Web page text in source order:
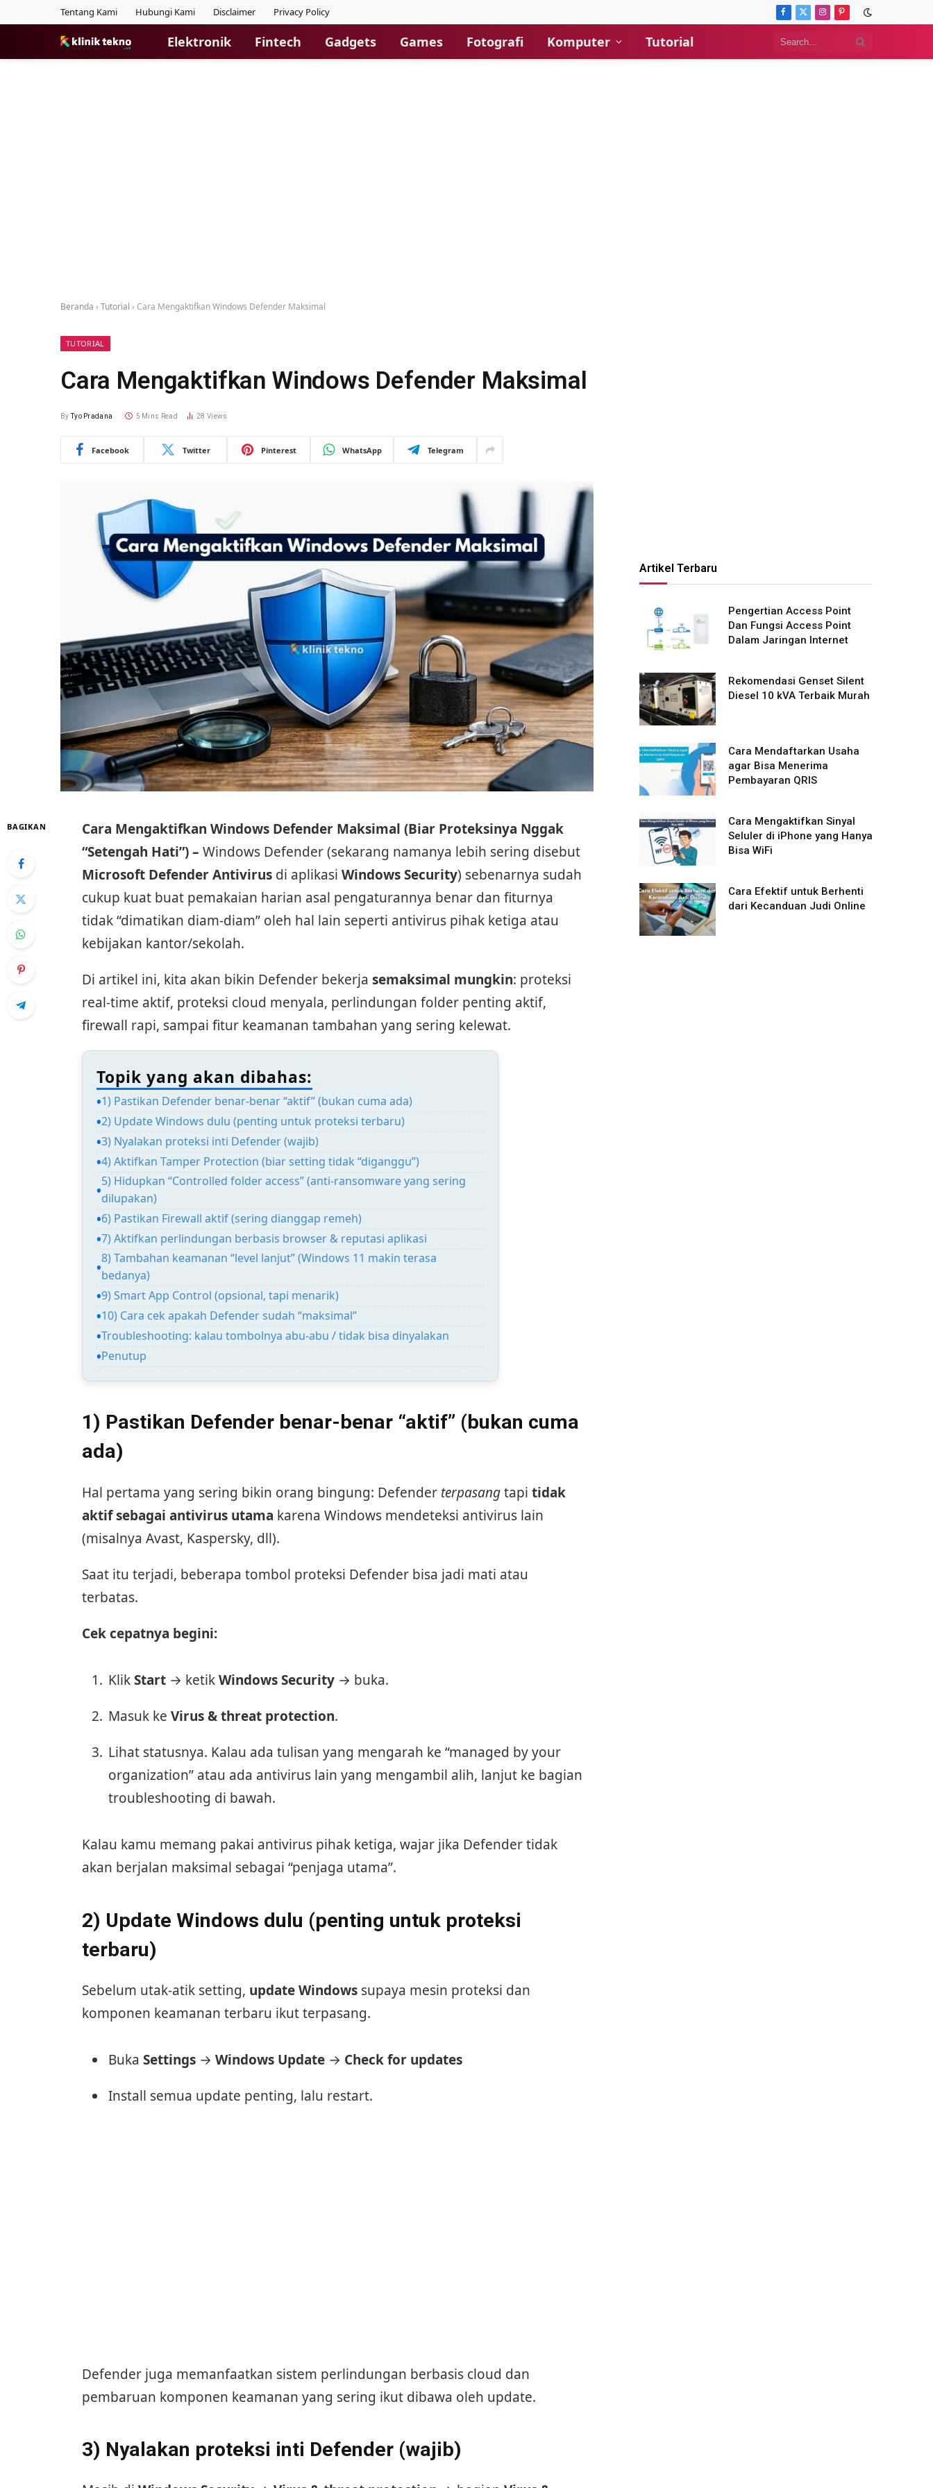
Tentang Kami Hubungi Kami Disclaimer Privacy Policy Facebook
X
Instagram
Pinterest
Elektronik Fintech Gadgets Games Fotografi Komputer Tutorial
Beranda › Tutorial › Cara Mengaktifkan Windows Defender Maksimal
TUTORIAL
Cara Mengaktifkan Windows Defender Maksimal
By Tyo Pradana 5 Mins Read 28Views
Facebook Twitter Pinterest WhatsApp Telegram
BAGIKAN
Cara Mengaktifkan Windows Defender Maksimal (Biar Proteksinya Nggak
“Setengah Hati”) – Windows Defender (sekarang namanya lebih sering disebut
Microsoft Defender Antivirusdi aplikasi Windows Security) sebenarnya sudah
cukup kuat buat pemakaian harian asal pengaturannya benar dan fiturnya
tidak “dimatikan diam-diam” oleh hal lain seperti antivirus pihak ketiga atau
kebijakan kantor/sekolah.
Di artikel ini, kita akan bikin Defender bekerja semaksimal mungkin: proteksi
real-time aktif, proteksi cloud menyala, perlindungan folder penting aktif,
firewall rapi, sampai fitur keamanan tambahan yang sering kelewat.
Topik yang akan dibahas:
1) Pastikan Defender benar-benar “aktif” (bukan cuma ada)
2) Update Windows dulu (penting untuk proteksi terbaru)
3) Nyalakan proteksi inti Defender (wajib)
4) Aktifkan Tamper Protection (biar setting tidak “diganggu”)
5) Hidupkan “Controlled folder access” (anti-ransomware yang sering
dilupakan)
6) Pastikan Firewall aktif (sering dianggap remeh)
7) Aktifkan perlindungan berbasis browser & reputasi aplikasi
8) Tambahan keamanan “level lanjut” (Windows 11 makin terasa
bedanya)
9) Smart App Control (opsional, tapi menarik)
10) Cara cek apakah Defender sudah “maksimal”
Troubleshooting: kalau tombolnya abu-abu / tidak bisa dinyalakan
Penutup
1) Pastikan Defender benar-benar “aktif” (bukan cuma
ada)
Hal pertama yang sering bikin orang bingung: Defender terpasangtapi tidak
aktif sebagai antivirus utama karena Windows mendeteksi antivirus lain
(misalnya Avast, Kaspersky, dll).
Saat itu terjadi, beberapa tombol proteksi Defender bisa jadi mati atau
terbatas.
Cek cepatnya begini:
KlikStart→ ketikWindows Security→ buka.
Masuk ke Virus & threat protection.
Lihat statusnya. Kalau ada tulisan yang mengarah ke “managed by your
organization” atau ada antivirus lain yang mengambil alih, lanjut ke bagian
troubleshooting di bawah.
Kalau kamu memang pakai antivirus pihak ketiga, wajar jika Defender tidak
akan berjalan maksimal sebagai “penjaga utama”.
2) Update Windows dulu (penting untuk proteksi
terbaru)
Sebelum utak-atik setting, update Windowssupaya mesin proteksi dan
komponen keamanan terbaru ikut terpasang.
Buka Settings→ Windows Update→ Check for updates
Install semua update penting, lalu restart.
Defender juga memanfaatkan sistem perlindungan berbasis cloud dan
pembaruan komponen keamanan yang sering ikut dibawa oleh update.
3) Nyalakan proteksi inti Defender (wajib)
Artikel Terbaru
Pengertian Access Point
Dan Fungsi Access Point
Dalam Jaringan Internet
Rekomendasi Genset Silent
Diesel 10 kVA Terbaik Murah
Cara Mendaftarkan Usaha
agar Bisa Menerima
Pembayaran QRIS
Cara Mengaktifkan Sinyal
Seluler di iPhone yang Hanya
Bisa WiFi
Cara Efektif untuk Berhenti
dari Kecanduan Judi Online